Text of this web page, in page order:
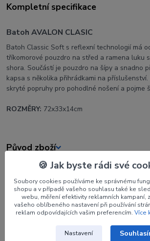
Kompletní specifikace
Batoh AVALON CLASIC
Batoh Classic Soft s reflexní technologií má
tříkomorové pouzdro na střed a ramena luku
shora. Součástí je pouzdro na šípy a snadno
kapsa s několika přihrádkami na
skryté popruhy pro pohodlné nošení a pojme
ROZMĚRY: 72x33x14cm
Původ zboží
Parametry
Výrobce Avalon
🍪 Jak byste rádi své
Soubory cookies používáme ke správnému
shopu a v případě vašeho souhlasu také ke
webu, měření efektivity reklamních kampaní,
vašeho oblíbeného nastavení při používání
reklam odpovídajících vašim preferencím. Více
Nastavení